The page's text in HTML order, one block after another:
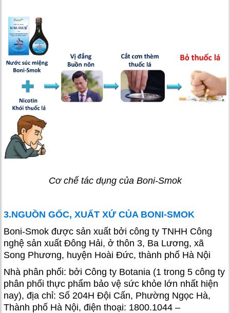
Cơ chế tác dụng của Boni-Smok
3.NGUỒN GỐC, XUẤT XỨ CỦA BONI-SMOK
Boni-Smok được sản xuất bởi công ty TNHH Công
nghệ sản xuất Đông Hải, ở thôn 3, Ba Lương, xã
Song Phương, huyện Hoài Đức, thành phố Hà Nội
Nhà phân phối: bởi Công ty Botania (1 trong 5 công ty
phân phối thực phẩm bảo vệ sức khỏe lớn nhất hiện
nay), địa chỉ: Số 204H Đội Cấn, Phường Ngọc Hà,
Thành phố Hà Nội, điện thoại: 1800.1044 –